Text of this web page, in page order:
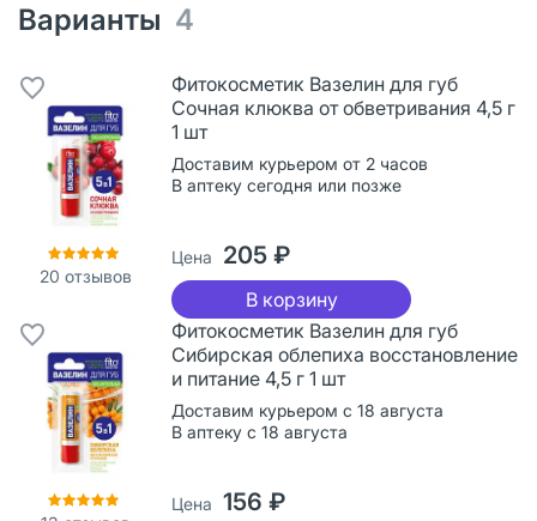
Варианты 4
20 отзывов
Фитокосметик Вазелин для губ
Сочная клюква от обветривания 4,5 г
1 шт
Доставим курьером от 2 часов
В аптеку сегодня или позже
Цена 205 ₽
В корзину
Фитокосметик Вазелин для губ
Сибирская облепиха восстановление
и питание 4,5 г 1 шт
Доставим курьером с 18 августа
В аптеку с 18 августа
Цена 156 ₽